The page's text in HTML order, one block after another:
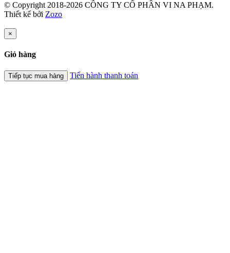
© Copyright 2018-2026 CÔNG TY CỔ PHẦN VI NA PHẠM.
Thiết kế bởi Zozo
×
Giỏ hàng
Tiếp tục mua hàng Tiến hành thanh toán